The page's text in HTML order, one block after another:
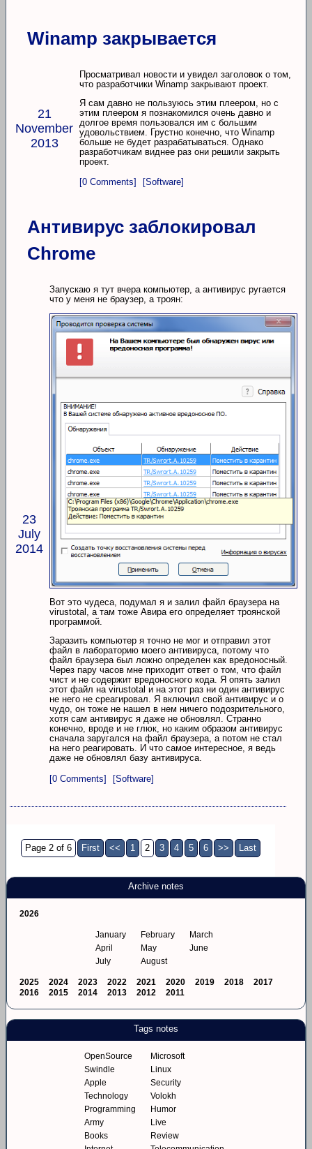
Winamp закрывается
21
November
2013
Просматривал новости и увидел заголовок о том,
что разработчики Winamp закрывают проект.
Я сам давно не пользуюсь этим плеером, но с
этим плеером я познакомился очень давно и
долгое время пользовался им с большим
удовольствием. Грустно конечно, что Winamp
больше не будет разрабатываться. Однако
разработчикам виднее раз они решили закрыть
проект.
[0 Comments]
[Software]
Антивирус заблокировал
Chrome
23
July
2014
Запускаю я тут вчера компьютер, а антивирус ругается
что у меня не браузер, а троян:
Вот это чудеса, подумал я и залил файл браузера на
virustotal, а там тоже Авира его определяет троянской
программой.
Заразить компьютер я точно не мог и отправил этот
файл в лабораторию моего антивируса, потому что
файл браузера был ложно определен как вредоносный.
Через пару часов мне приходит ответ о том, что файл
чист и не содержит вредоносного кода. Я опять залил
этот файл на virustotal и на этот раз ни один антивирус
не него не среагировал. Я включил свой антивирус и о
чудо, он тоже не нашел в нем ничего подозрительного,
хотя сам антивирус я даже не обновлял. Странно
конечно, вроде и не глюк, но каким образом антивирус
сначала заругался на файл браузера, а потом не стал
на него реагировать. И что самое интересное, я ведь
даже не обновлял базу антивируса.
[0 Comments]
[Software]
Page 2 of 6 First << 1 2 3 4 5 6 >> Last
Archive notes
2026
January February
March
April
May
June
July
August
2025 2024 2023 2022 2021 2020 2019 2018
2017
2016
2015 2014 2013 2012 2011
Tags notes
OpenSource
Microsoft
Swindle
Linux
Apple
Security
Technology
Volokh
Programming
Humor
Army
Live
Books
Review